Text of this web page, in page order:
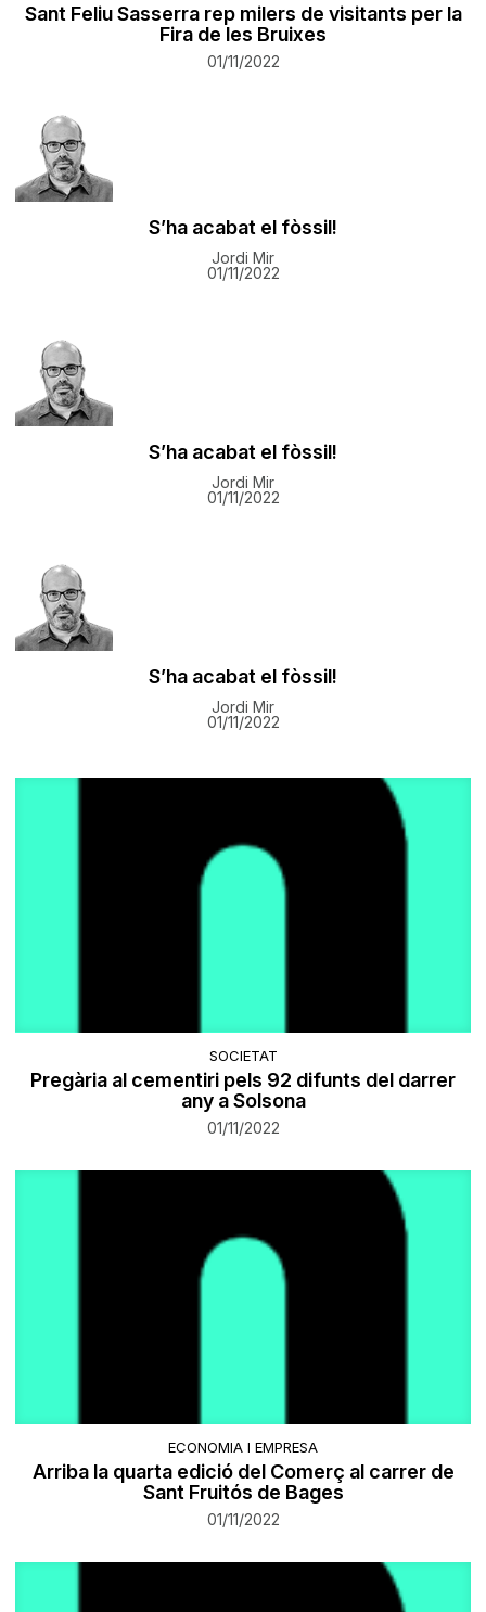
Sant Feliu Sasserra rep milers de visitants per la
Fira de les Bruixes
01/11/2022
S’ha acabat el fòssil!
Jordi Mir
01/11/2022
S’ha acabat el fòssil!
Jordi Mir
01/11/2022
S’ha acabat el fòssil!
Jordi Mir
01/11/2022
SOCIETAT
Pregària al cementiri pels 92 difunts del darrer
any a Solsona
01/11/2022
ECONOMIA I EMPRESA
Arriba la quarta edició del Comerç al carrer de
Sant Fruitós de Bages
01/11/2022